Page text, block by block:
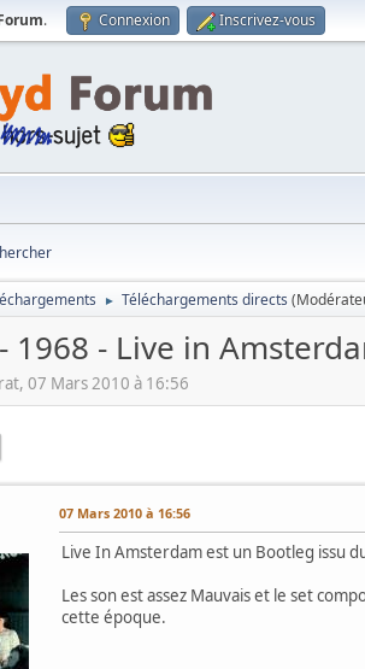
. Connexion Inscrivez-vous
► Téléchargements directs
1968 - Live in
07 Mars 2010 à 16:56
|
07 Mars 2010 à 16:56
Live In Amsterdam est un Bootleg issu
Les son est assez Mauvais et le set
cette époque.